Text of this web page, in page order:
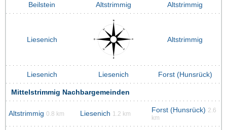
Beilstein Altstrimmig Altstrimmig
Liesenich Altstrimmig
Liesenich Liesenich Forst (Hunsrück)
Mittelstrimmig Nachbargemeinden
Altstrimmig 0.8 km Liesenich 1.2 km Forst (Hunsrück) 2.6
km